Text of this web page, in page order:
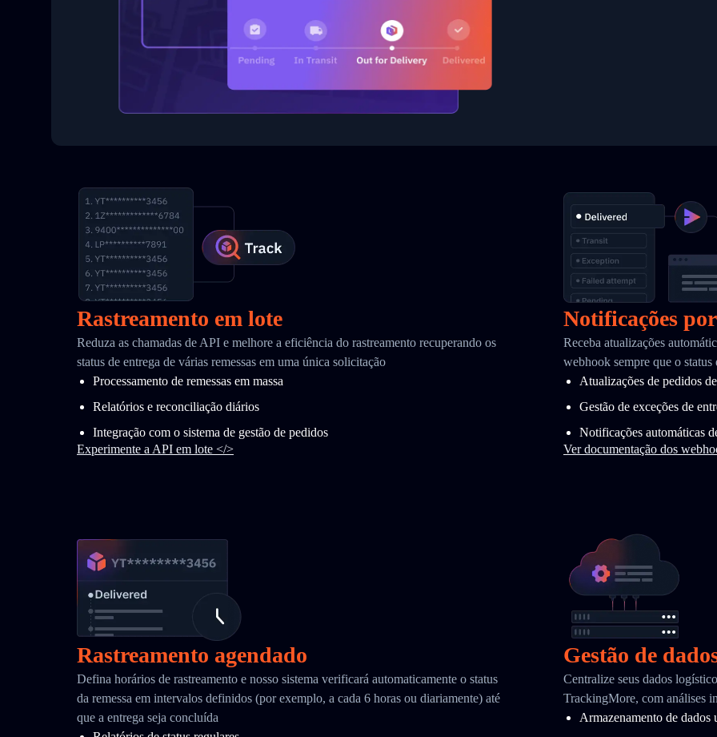
Rastreamento em lote
Reduza as chamadas de API e melhore a eficiência do rastreamento recuperando os
status de entrega de várias remessas em uma única solicitação
Processamento de remessas em massa
Relatórios e reconciliação diários
Integração com o sistema de gestão de pedidos
Experimente a API em lote </>
Notificações
Receba atualizações
webhook sempre que o status
Atualizações de pedidos
Gestão de exceções de
Notificações automáticas
Ver documentação dos
Rastreamento agendado
Defina horários de rastreamento e nosso sistema verificará automaticamente o status
da remessa em intervalos definidos (por exemplo, a cada 6 horas ou diariamente) até
que a entrega seja concluída
Gestão de
Centralize seus dados
TrackingMore, com análises
Armazenamento de dados